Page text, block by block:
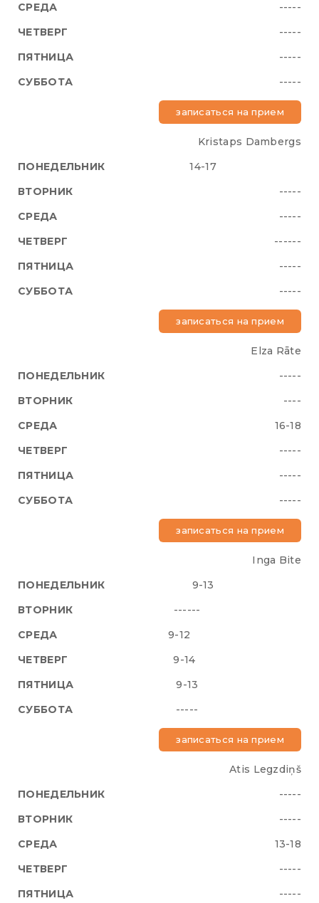
-----
-----
-----
-----
записаться на прием
Kristaps Dambergs
14-17
-----
-----
------
-----
-----
записаться на прием
Elza Rāte
-----
----
16-18
-----
-----
-----
записаться на прием
Inga Bite
9-13
------
9-12
9-14
9-13
-----
записаться на прием
Atis Legzdiņš
-----
-----
13-18
-----
-----